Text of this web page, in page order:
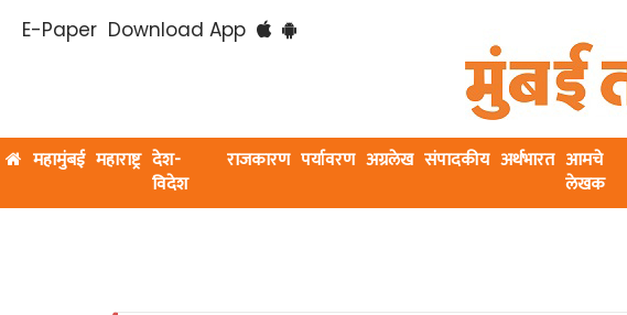
E-Paper Download App
महामुंबई महाराष्ट्र देश-
विदेश
राजकारण पर्यावरण अग्रलेख संपादकीय अर्थभारत आमचे
लेखक